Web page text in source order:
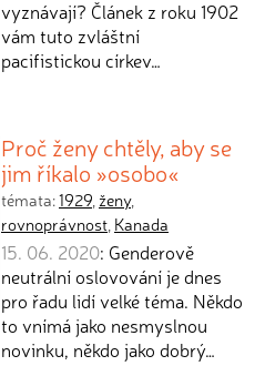
vyznávají? Článek z roku 1902
vám tuto zvláštní
pacifistickou církev…
Proč ženy chtěly, aby se
jim říkalo »osobo«
témata:1929, ženy,
rovnoprávnost, Kanada
15. 06. 2020: Genderově
neutrální oslovování je dnes
pro řadu lidí velké téma. Někdo
to vnímá jako nesmyslnou
novinku, někdo jako dobrý…